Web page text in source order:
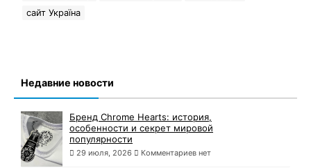
сайт Україна
Недавние новости
Бренд Chrome Hearts: история,
особенности и секрет мировой
популярности
29 июля, 2026 Комментариев нет